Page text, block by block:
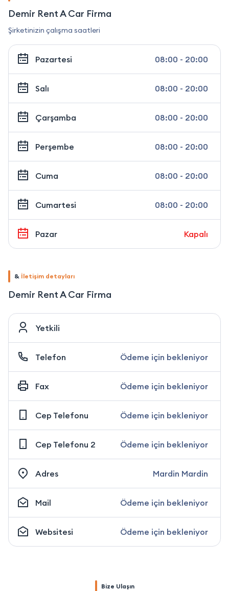
Demir Rent A Car Firma
Şirketinizin çalışma saatleri
Pazartesi 08:00 - 20:00
Salı 08:00 - 20:00
Çarşamba 08:00 - 20:00
Perşembe 08:00 - 20:00
Cuma 08:00 - 20:00
Cumartesi 08:00 - 20:00
Pazar Kapalı
& İletişim detayları
Demir Rent A Car Firma
Yetkili
Telefon Ödeme için bekleniyor
Fax Ödeme için bekleniyor
Cep Telefonu Ödeme için bekleniyor
Cep Telefonu 2 Ödeme için bekleniyor
Adres Mardin Mardin
Mail Ödeme için bekleniyor
Websitesi Ödeme için bekleniyor
Bize Ulaşın